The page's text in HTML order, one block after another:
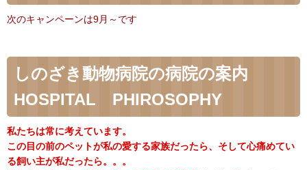
次のキャンペーンは9月～です
しのざき動物病院の病院の案内
HOSPITAL PHIROSOPHY
私たちは常に考えています。
この目の前のペットが私の愛する家族だったら、そして心痛めてい
る飼い主が私だったら。。。